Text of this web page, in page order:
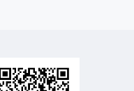
用 助于